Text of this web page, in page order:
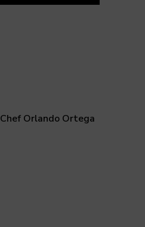
Chef Orlando Ortega